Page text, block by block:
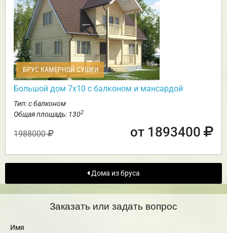
БРУС КАМЕРНОЙ СУШКИ
Большой дом 7х10 с балконом и мансардой
Тип: с балконом
Общая площадь: 1302
1988000 от 1893400
Дома из бруса
Заказать или задать вопрос
Имя